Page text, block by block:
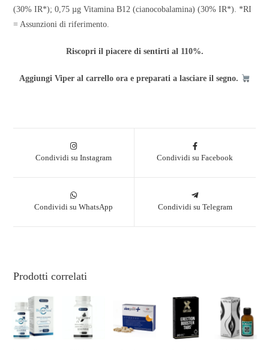
(30% IR*); 0,75 µg Vitamina B12 (cianocobalamina) (30% IR*). *RI
= Assunzioni di riferimento.
Riscopri il piacere di sentirti al 110%.
Aggiungi Viper al carrello ora e preparati a lasciare il segno.
Condividi su Instagram Condividi su Facebook
Condividi su WhatsApp Condividi su Telegram
Prodotti correlati